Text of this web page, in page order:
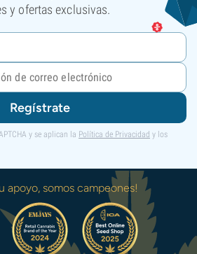
y ofertas exclusivas.
Regístrate
y se aplican la Política de Privacidad y los
apoyo, somos campeones!